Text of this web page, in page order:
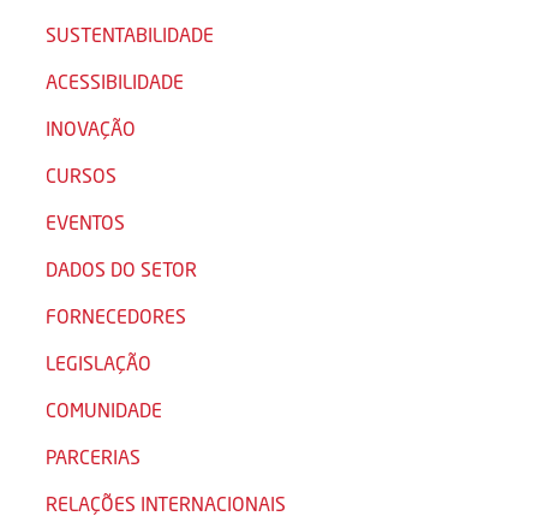
SUSTENTABILIDADE
ACESSIBILIDADE
INOVAÇÃO
CURSOS
EVENTOS
DADOS DO SETOR
FORNECEDORES
LEGISLAÇÃO
COMUNIDADE
PARCERIAS
RELAÇÕES INTERNACIONAIS